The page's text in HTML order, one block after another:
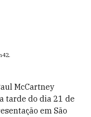
.
McCartney
tarde do dia 21 de
em São